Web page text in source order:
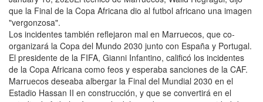
que la Final de la Copa Africana dio al futbol africano una imagen
"vergonzosa".
Los incidentes también reflejaron mal en Marruecos, que co-
organizará la Copa del Mundo 2030 junto con España y Portugal.
El presidente de la FIFA, Gianni Infantino, calificó los incidentes
de la Copa Africana como feos y esperaba sanciones de la CAF.
Marruecos deseaba albergar la Final del Mundial 2030 en el
Estadio Hassan II en construcción, y que se convertirá en el